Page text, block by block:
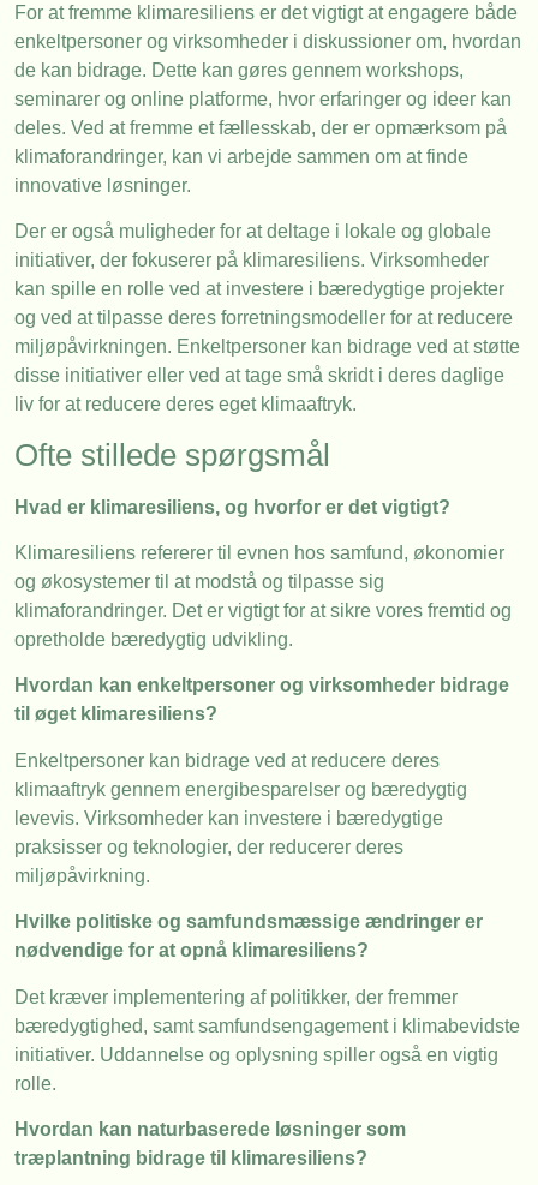
For at fremme klimaresiliens er det vigtigt at engagere både
enkeltpersoner og virksomheder i diskussioner om, hvordan
de kan bidrage. Dette kan gøres gennem workshops,
seminarer og online platforme, hvor erfaringer og ideer kan
deles. Ved at fremme et fællesskab, der er opmærksom på
klimaforandringer, kan vi arbejde sammen om at finde
innovative løsninger.
Der er også muligheder for at deltage i lokale og globale
initiativer, der fokuserer på klimaresiliens. Virksomheder
kan spille en rolle ved at investere i bæredygtige projekter
og ved at tilpasse deres forretningsmodeller for at reducere
miljøpåvirkningen. Enkeltpersoner kan bidrage ved at støtte
disse initiativer eller ved at tage små skridt i deres daglige
liv for at reducere deres eget klimaaftryk.
Ofte stillede spørgsmål
Hvad er klimaresiliens, og hvorfor er det vigtigt?
Klimaresiliens refererer til evnen hos samfund, økonomier
og økosystemer til at modstå og tilpasse sig
klimaforandringer. Det er vigtigt for at sikre vores fremtid og
opretholde bæredygtig udvikling.
Hvordan kan enkeltpersoner og virksomheder bidrage
til øget klimaresiliens?
Enkeltpersoner kan bidrage ved at reducere deres
klimaaftryk gennem energibesparelser og bæredygtig
levevis. Virksomheder kan investere i bæredygtige
praksisser og teknologier, der reducerer deres
miljøpåvirkning.
Hvilke politiske og samfundsmæssige ændringer er
nødvendige for at opnå klimaresiliens?
Det kræver implementering af politikker, der fremmer
bæredygtighed, samt samfundsengagement i klimabevidste
initiativer. Uddannelse og oplysning spiller også en vigtig
rolle.
Hvordan kan naturbaserede løsninger som
træplantning bidrage til klimaresiliens?